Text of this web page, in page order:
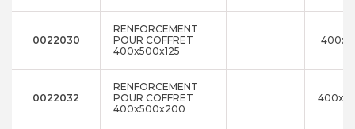
0022030
RENFORCEMENT
POUR COFFRET
400x500x125
0022032
RENFORCEMENT
POUR COFFRET
400x500x200